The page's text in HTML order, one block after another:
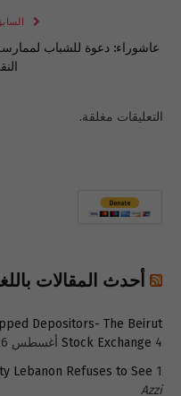
عاشوراء: دعوة للشباب
التعليقات مغلقة.
أحدث المقالات
Depositors- The Beirut
Stock Exchange 4 أغسطس 2026
Lebanon Refuses to See 1 أغسطس 2026
Azzi